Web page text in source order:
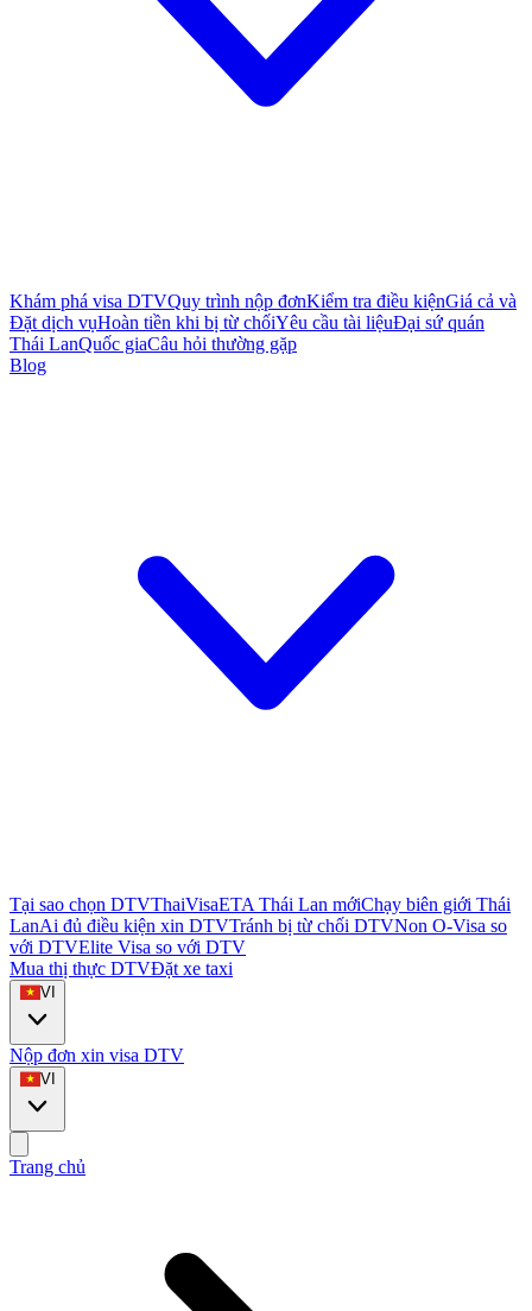
Khám phá visa DTVQuy trình nộp đơnKiểm tra điều kiệnGiá cả và
Đặt dịch vụHoàn tiền khi bị từ chốiYêu cầu tài liệuĐại sứ quán
Thái LanQuốc giaCâu hỏi thường gặp
Blog
Tại sao chọn DTVThaiVisaETA Thái Lan mớiChạy biên giới Thái
LanAi đủ điều kiện xin DTVTránh bị từ chối DTVNon O-Visa so
với DTVElite Visa so với DTV
Mua thị thực DTVĐặt xe taxi
VI
Nộp đơn xin visa DTV
VI
Trang chủ